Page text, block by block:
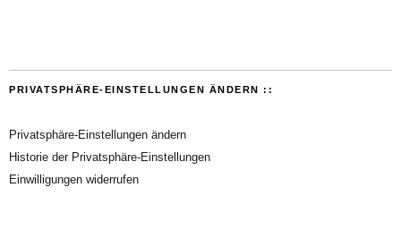
PRIVATSPHÄRE-EINSTELLUNGEN ÄNDERN ::
Privatsphäre-Einstellungen ändern
Historie der Privatsphäre-Einstellungen
Einwilligungen widerrufen